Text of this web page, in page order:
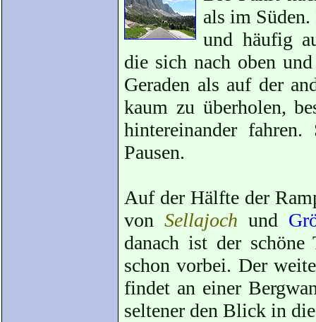
als im
und häufig
die sich nach oben
Geraden als auf der
kaum zu überholen,
hintereinander
Pausen.
Auf der Hälfte der
von Sellajoch und
danach ist der
schon vorbei. Der
findet an einer
seltener den Blick in